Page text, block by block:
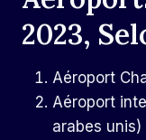
2023,
Aéroport
Aéroport
arabes unis)